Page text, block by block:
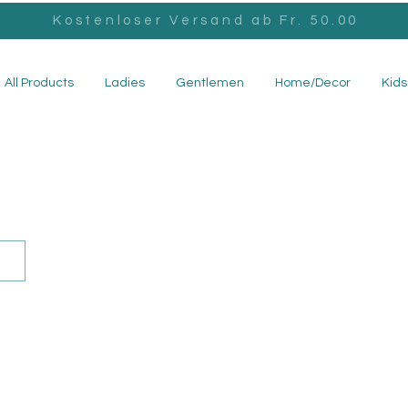
Kostenloser Versand ab Fr. 50.00
All Products Ladies Gentlemen Home/Decor Kids